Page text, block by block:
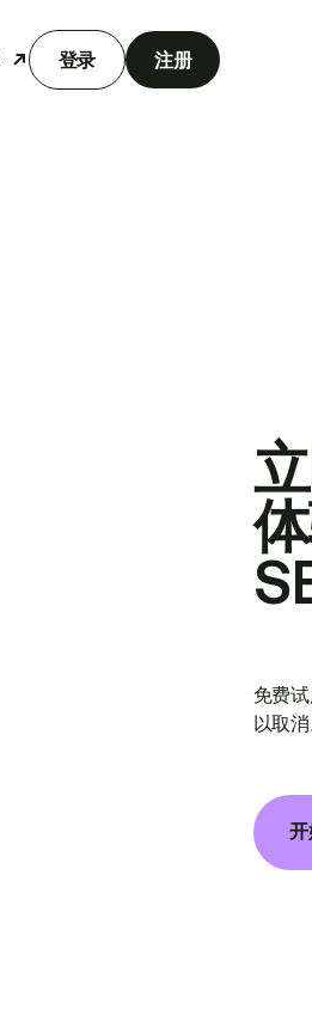
登录 注册
免费
以取消
开